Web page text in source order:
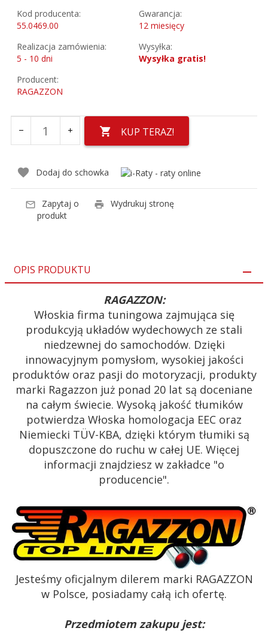
Kod producenta:
55.0469.00
Gwarancja:
12 miesięcy
Realizacja zamówienia:
5 - 10 dni
Wysyłka:
Wysyłka gratis!
Producent:
RAGAZZON
KUP TERAZ!
Dodaj do schowka
Zapytaj o
produkt
Wydrukuj stronę
OPIS PRODUKTU
RAGAZZON:
Włoskia firma tuningowa zajmująca się
produkcyją układów wydechowych ze stali
niedzewnej do samochodów. Dzięki
innowacyjnym pomysłom, wysokiej jakości
produktów oraz pasji do motoryzacji, produkty
marki Ragazzon już ponad 20 lat są doceniane
na całym świecie. Wysoką jakość tłumików
potwierdza Włoska homologacja EEC oraz
Niemiecki TÜV-KBA, dzięki którym tłumiki są
dopuszczone do ruchu w całej UE. Więcej
informacji znajdziesz w zakładce "o
producencie".
Jesteśmy oficjalnym dilerem marki RAGAZZON
w Polsce, posiadamy całą ich ofertę.
Przedmiotem zakupu jest: